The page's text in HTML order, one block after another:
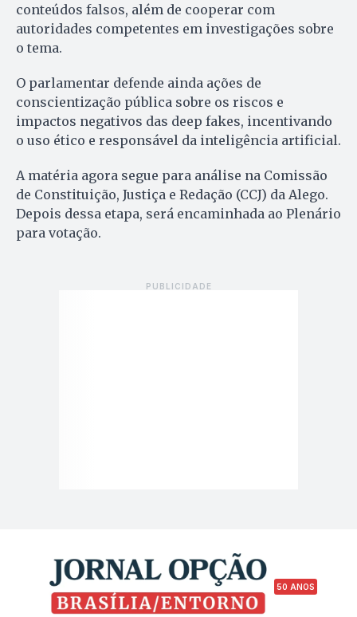
conteúdos falsos, além de cooperar com
autoridades competentes em investigações sobre
o tema.
O parlamentar defende ainda ações de
conscientização pública sobre os riscos e
impactos negativos das deep fakes, incentivando
o uso ético e responsável da inteligência artificial.
A matéria agora segue para análise na Comissão
de Constituição, Justiça e Redação (CCJ) da Alego.
Depois dessa etapa, será encaminhada ao Plenário
para votação.
50 ANOS